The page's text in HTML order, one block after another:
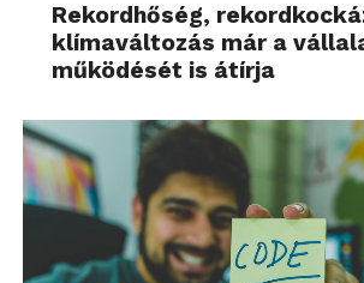
Rekordhőség,
klímaváltozás már a
működését is átírja